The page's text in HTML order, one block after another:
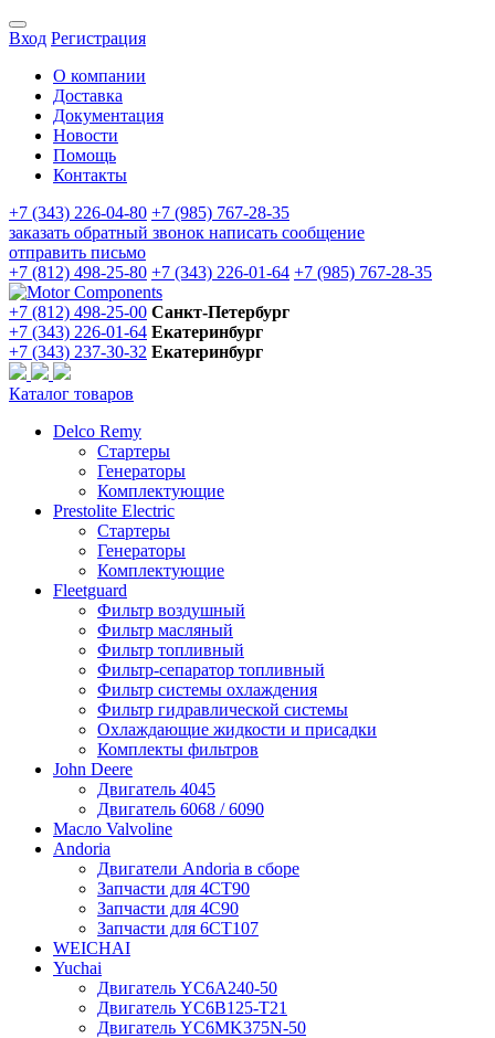
Вход Регистрация
О компании
Доставка
Документация
Новости
Помощь
Контакты
+7 (343) 226-04-80 +7 (985) 767-28-35
заказать обратный звонок написать сообщение
отправить письмо
+7 (812) 498-25-80 +7 (343) 226-01-64 +7 (985) 767-28-35
+7 (812) 498-25-00 Санкт-Петербург
+7 (343) 226-01-64 Екатеринбург
+7 (343) 237-30-32 Екатеринбург
Каталог товаров
Delco Remy
Стартеры
Генераторы
Комплектующие
Prestolite Electric
Стартеры
Генераторы
Комплектующие
Fleetguard
Фильтр воздушный
Фильтр масляный
Фильтр топливный
Фильтр-сепаратор топливный
Фильтр системы охлаждения
Фильтр гидравлической системы
Охлаждающие жидкости и присадки
Комплекты фильтров
John Deere
Двигатель 4045
Двигатель 6068 / 6090
Масло Valvoline
Andoria
Двигатели Andoria в сборе
Запчасти для 4CT90
Запчасти для 4С90
Запчасти для 6CT107
WEICHAI
Yuchai
Двигатель YC6A240-50
Двигатель YC6B125-T21
Двигатель YC6MK375N-50